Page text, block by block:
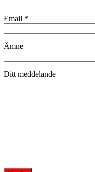
Email *
Ämne
Ditt meddelande